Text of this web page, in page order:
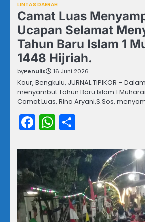
LINTAS DAERAH
Camat Luas
Ucapan Selamat
Tahun Baru Islam 1
1448 Hijriah.
byPenulis 16 Juni 2026
Kaur, Bengkulu, JURNAL TIPIKOR –
menyambut Tahun Baru Islam 1
Camat Luas, Rina Aryani,S.Sos,
Facebook
WhatsApp